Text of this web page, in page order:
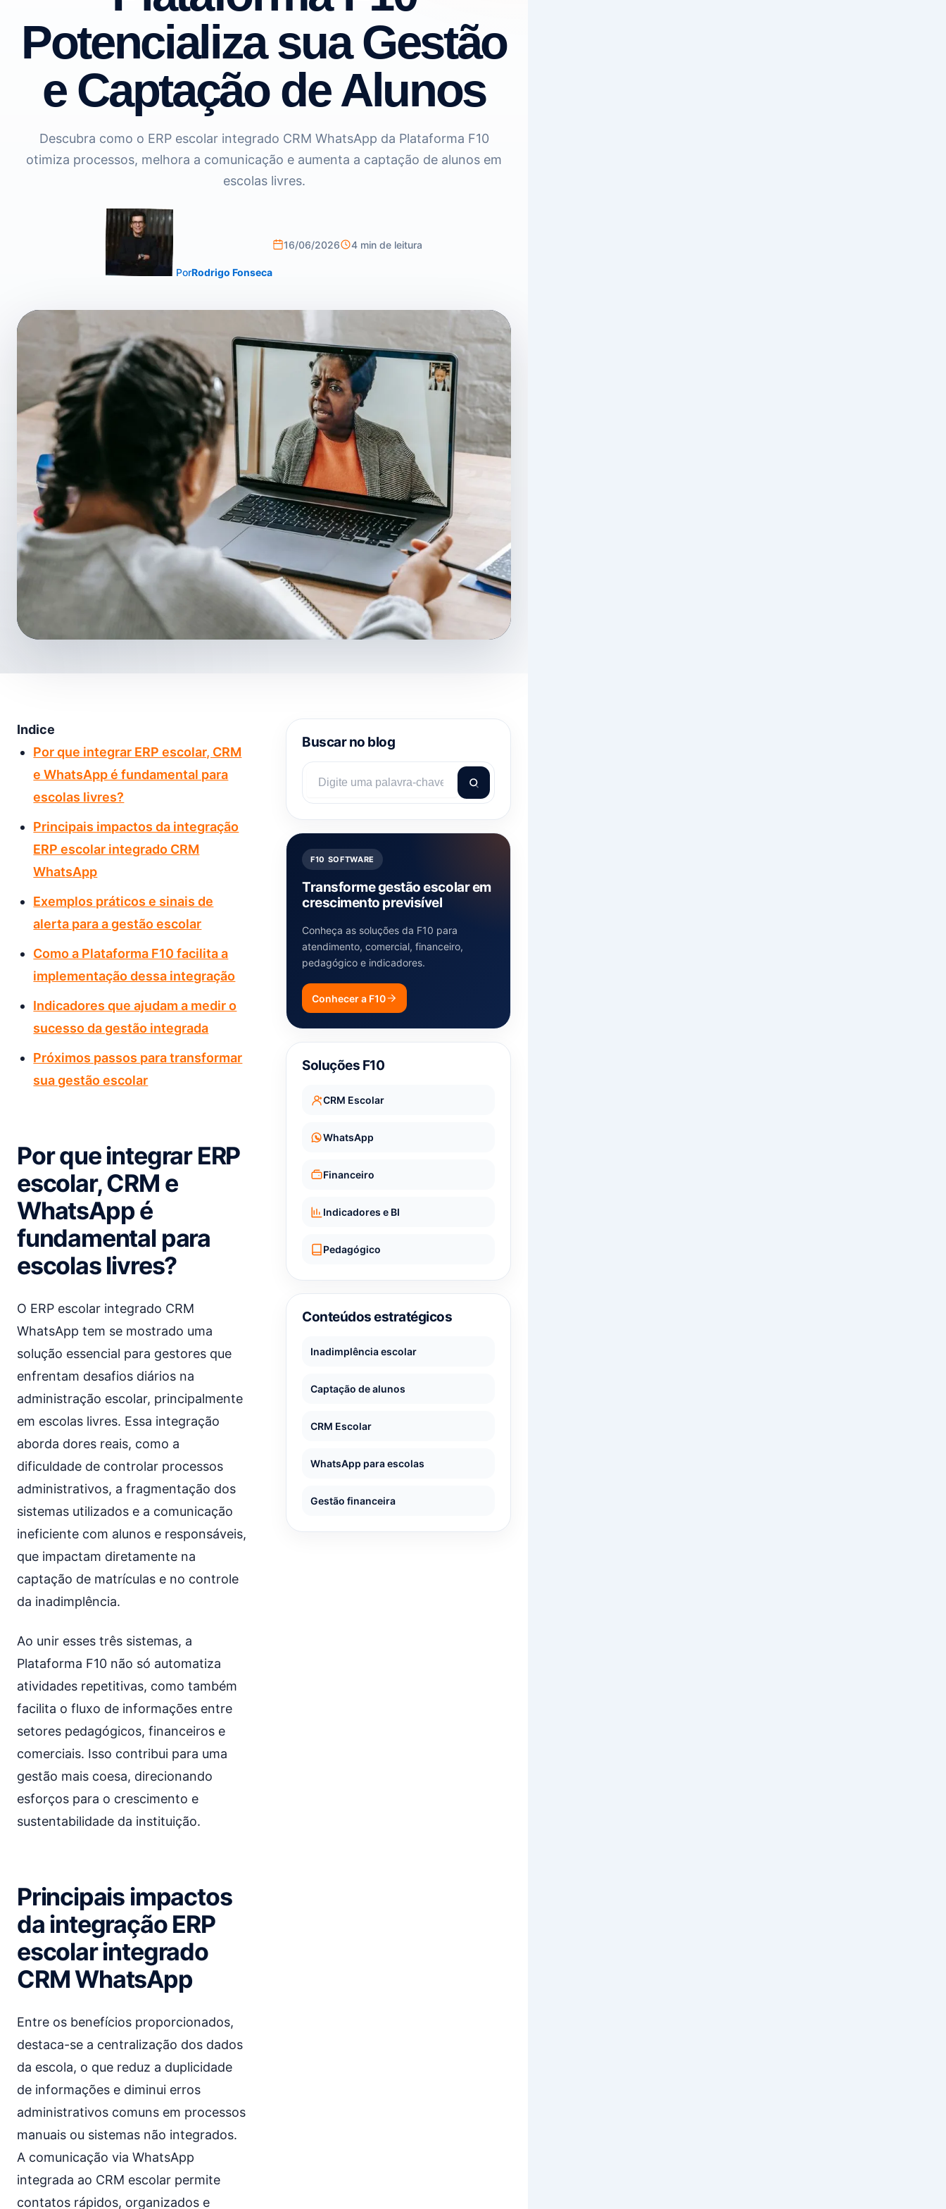
Potencializa sua Gestão
e Captação de Alunos
Descubra como o ERP escolar integrado CRM WhatsApp da Plataforma F10
otimiza processos, melhora a comunicação e aumenta a captação de alunos em
escolas livres.
PorRodrigo Fonseca
16/06/2026 4 min de leitura
Indice
Por que integrar ERP escolar, CRM
e WhatsApp é fundamental para
escolas livres?
Principais impactos da integração
ERP escolar integrado CRM
WhatsApp
Exemplos práticos e sinais de
alerta para a gestão escolar
Como a Plataforma F10 facilita a
implementação dessa integração
Indicadores que ajudam a medir o
sucesso da gestão integrada
Próximos passos para transformar
sua gestão escolar
Por que integrar ERP
escolar, CRM e
WhatsApp é
fundamental para
escolas livres?
O ERP escolar integrado CRM
WhatsApp tem se mostrado uma
solução essencial para gestores que
enfrentam desafios diários na
administração escolar, principalmente
em escolas livres. Essa integração
aborda dores reais, como a
dificuldade de controlar processos
administrativos, a fragmentação dos
sistemas utilizados e a comunicação
ineficiente com alunos e responsáveis,
que impactam diretamente na
captação de matrículas e no controle
da inadimplência.
Ao unir esses três sistemas, a
Plataforma F10 não só automatiza
atividades repetitivas, como também
facilita o fluxo de informações entre
setores pedagógicos, financeiros e
comerciais. Isso contribui para uma
gestão mais coesa, direcionando
esforços para o crescimento e
sustentabilidade da instituição.
Principais impactos
da integração ERP
escolar integrado
CRM WhatsApp
Entre os benefícios proporcionados,
destaca-se a centralização dos dados
da escola, o que reduz a duplicidade
de informações e diminui erros
administrativos comuns em processos
manuais ou sistemas não integrados.
A comunicação via WhatsApp
integrada ao CRM escolar permite
contatos rápidos, organizados e
Buscar no blog
F10 SOFTWARE
Transforme gestão escolar em
crescimento previsível
Conheça as soluções da F10 para
atendimento, comercial, financeiro,
pedagógico e indicadores.
Conhecer a F10
Soluções F10
CRM Escolar
WhatsApp
Financeiro
Indicadores e BI
Pedagógico
Conteúdos estratégicos
Inadimplência escolar
Captação de alunos
CRM Escolar
WhatsApp para escolas
Gestão financeira